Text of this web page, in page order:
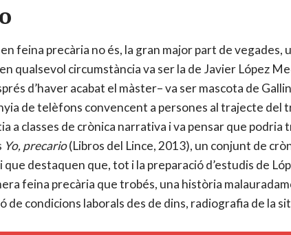
feina precària no és, la gran major part de vegades,
qualsevol circumstància va ser la de Javier López
d’haver acabat el màster– va ser mascota de
de telèfons convencent a persones al trajecte
a classes de crònica narrativa i va pensar que
Yo, precario(Libros del Lince, 2013), un conjunt de
que destaquen que, tot i la preparació d’estudis de
feina precària que trobés, una història
de condicions laborals des de dins, radiografia de la